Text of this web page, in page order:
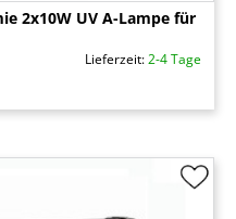
2x10W UV A-Lampe für
Lieferzeit:2-4 Tage